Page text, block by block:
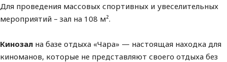
Для проведения массовых спортивных и увеселительных
мероприятий – зал на 108 м².
Кинозал на базе отдыха «Чара» — настоящая находка для
киноманов, которые не представляют своего отдыха без